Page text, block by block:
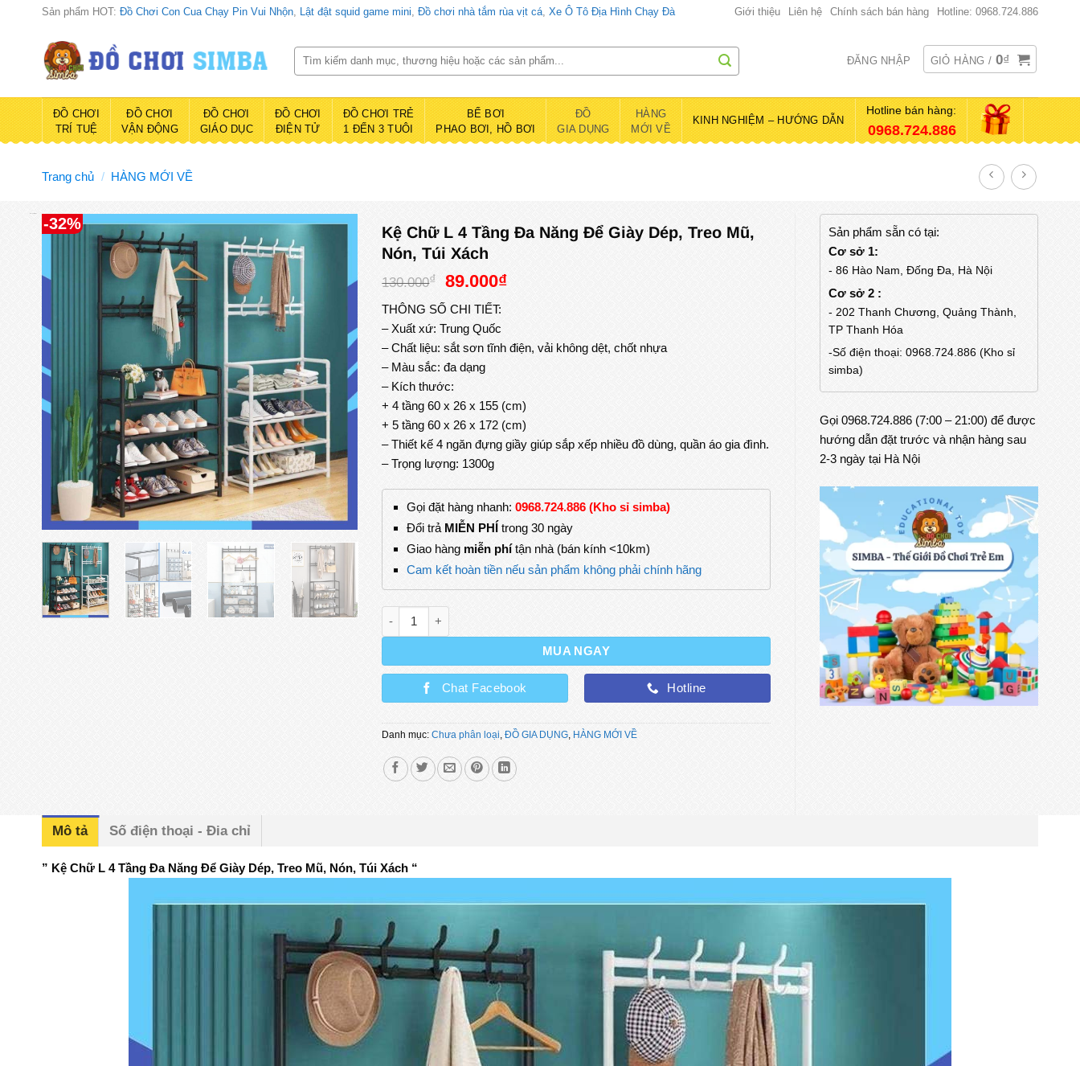
Sản phẩm HOT: Đồ Chơi Con Cua Chạy Pin Vui Nhộn, Lật đật squid game mini, Đồ chơi nhà tắm rùa vịt cá, Xe Ô Tô Địa Hình Chạy Đà Giới thiệu Liên hệ Chính sách bán hàng Hotline: 0968.724.886
Tìm
kiếm:
ĐĂNG NHẬP GIỎ HÀNG / 0₫
ĐỒ CHƠI
TRÍ TUỆ
ĐỒ CHƠI
VẬN ĐỘNG
ĐỒ CHƠI
GIÁO DỤC
ĐỒ CHƠI
ĐIỆN TỬ
ĐỒ CHƠI TRẺ
1 ĐẾN 3 TUÔI
BỂ BƠI
PHAO BƠI, HỒ BƠI
ĐỒ
GIA DỤNG
HÀNG
MỚI VỀ
KINH NGHIỆM – HƯỚNG DẪN
Hotline bán hàng:
0968.724.886
Trang chủ / HÀNG MỚI VỀ
-32%
Kệ Chữ L 4 Tầng Đa Năng Để Giày Dép, Treo Mũ,
Nón, Túi Xách
130.000₫
Giá
gốc
là:
130.000₫.
89.000₫Giá
89.000₫.
THÔNG SỐ CHI TIẾT:
– Xuất xứ: Trung Quốc
– Chất liệu: sắt sơn tĩnh điện, vải không dệt, chốt nhựa
– Màu sắc: đa dạng
– Kích thước:
+ 4 tầng 60 x 26 x 155 (cm)
+ 5 tầng 60 x 26 x 172 (cm)
– Thiết kế 4 ngăn đựng giầy giúp sắp xếp nhiều đồ dùng, quần áo gia đình.
– Trọng lượng: 1300g
Gọi đặt hàng nhanh: 0968.724.886 (Kho sỉ simba)
Đổi trảMIỄN PHÍtrong 30 ngày
Giao hàng miễn phítận nhà (bán kính <10km)
Cam kết hoàn tiền nếu sản phẩm không phải chính hãng
Kệ Chữ L 4 Tầng Đa Năng Để Giày Dép, Treo Mũ, Nón, Túi Xách số lượng
MUA NGAY
Chat Facebook Hotline
Danh mục:Chưa phân loại,ĐỒ GIA DỤNG, HÀNG MỚI VỀ
Sản phẩm sẵn có tại:
Cơ sở 1:
- 86 Hào Nam, Đống Đa, Hà Nội
Cơ sở 2 :
- 202 Thanh Chương, Quảng Thành,
TP Thanh Hóa
-Số điện thoại: 0968.724.886 (Kho sỉ
simba)
Gọi 0968.724.886 (7:00 – 21:00) để được
hướng dẫn đặt trước và nhận hàng sau
2-3 ngày tại Hà Nội
Mô tả Số điện thoại - Đia chỉ
” Kệ Chữ L 4 Tầng Đa Năng Để Giày Dép, Treo Mũ, Nón, Túi Xách “